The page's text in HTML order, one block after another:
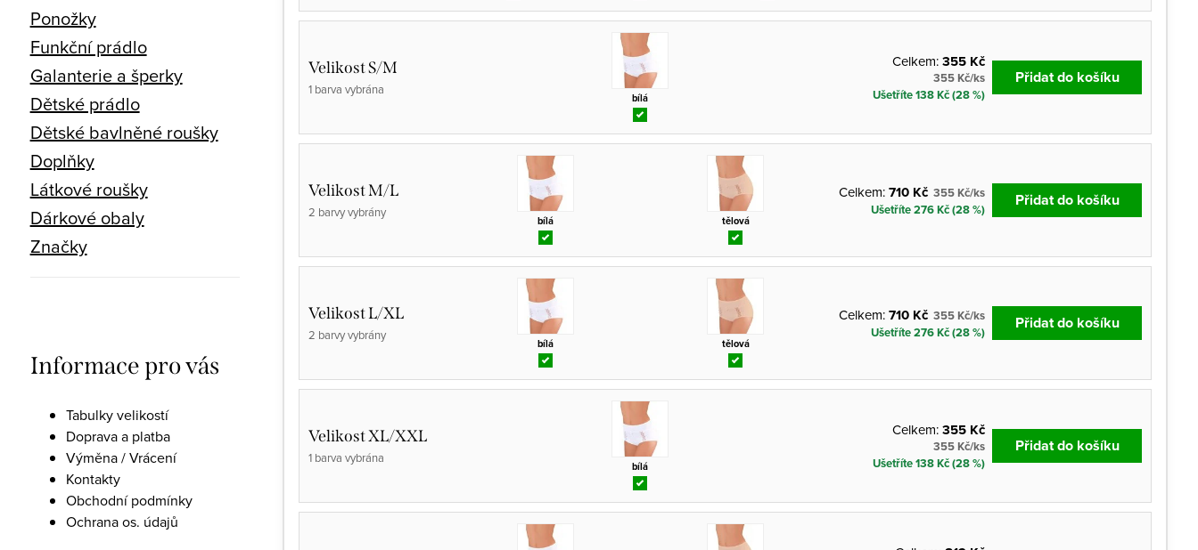
Ponožky
Funkční prádlo
Galanterie a šperky
Dětské prádlo
Dětské bavlněné roušky
Doplňky
Látkové roušky
Dárkové obaly
Značky
Informace pro vás
Tabulky velikostí
Doprava a platba
Výměna / Vrácení
Kontakty
Obchodní podmínky
Ochrana os. údajů
Velikost S/M
1 barva vybrána
bílá
Celkem:355 Kč
355 Kč/ks
Ušetříte 138 Kč (28 %)
Přidat do košíku
Velikost M/L
2 barvy vybrány
bílá tělová
Celkem:710 Kč 355 Kč/ks
Ušetříte 276 Kč (28 %)
Přidat do košíku
Velikost L/XL
2 barvy vybrány
bílá tělová
Celkem:710 Kč 355 Kč/ks
Ušetříte 276 Kč (28 %)
Přidat do košíku
Velikost XL/XXL
1 barva vybrána
bílá
Celkem:355 Kč
355 Kč/ks
Ušetříte 138 Kč (28 %)
Přidat do košíku